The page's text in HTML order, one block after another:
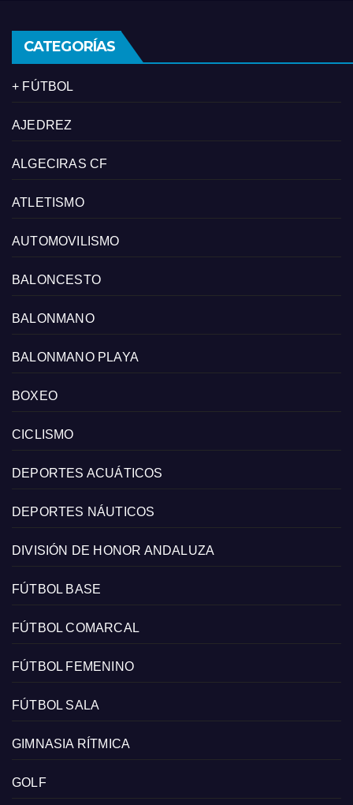
CATEGORÍAS
+ FÚTBOL
AJEDREZ
ALGECIRAS CF
ATLETISMO
AUTOMOVILISMO
BALONCESTO
BALONMANO
BALONMANO PLAYA
BOXEO
CICLISMO
DEPORTES ACUÁTICOS
DEPORTES NÁUTICOS
DIVISIÓN DE HONOR ANDALUZA
FÚTBOL BASE
FÚTBOL COMARCAL
FÚTBOL FEMENINO
FÚTBOL SALA
GIMNASIA RÍTMICA
GOLF